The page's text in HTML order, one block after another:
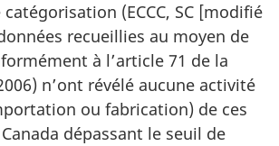
(ECCC, SC [modifié
recueillies au moyen de
à l’article 71 de la
n’ont révélé aucune activité
ou fabrication) de ces
dépassant le seuil de